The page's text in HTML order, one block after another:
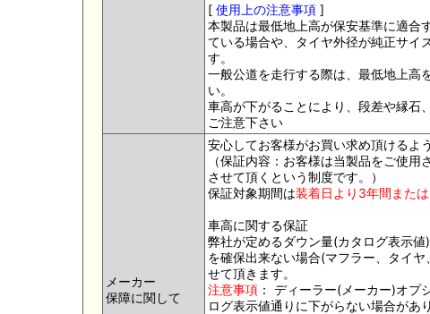
[ 使用上の注意事項 ]
本製品は最低地上高が保安基準に適合
ている場合や、タイヤ外径が純正サイ
す。
一般公道を走行する際は、最低地上高
い。
車高が下がることにより、段差や縁石
ご注意下さい
メーカー
保障に関して
安心してお客様がお買い求め頂けるよ
（保証内容：お客様は当製品をご使
させて頂くという制度です。）
保証対象期間は装着日より3年間また
車高に関する保証
弊社が定めるダウン量(カタログ表示
を確保出来ない場合(マフラー、タイ
せて頂きます。
注意事項 ： ディーラー(メーカー)オプ
ログ表示値通りに下がらない場合があ